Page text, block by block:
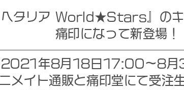
ヘタリア World★Stars』の
痛印になって新登場！
2021年8月18日17:00～8月
メイト通販と痛印堂にて受注